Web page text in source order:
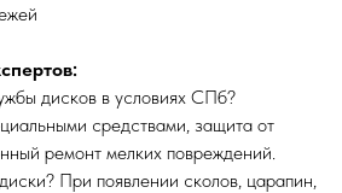
дисков в условиях СПб?
средствами, защита от
ремонт мелких повреждений.
При появлении сколов, царапин,